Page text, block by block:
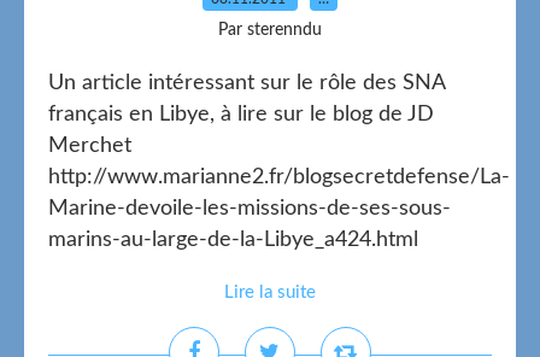
Par sterenndu
Un article intéressant sur le rôle des SNA
français en Libye, à lire sur le blog de JD
Merchet
http://www.marianne2.fr/blogsecretdefense/La-
Marine-devoile-les-missions-de-ses-sous-
marins-au-large-de-la-Libye_a424.html
Lire la suite